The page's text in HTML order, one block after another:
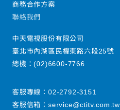
商務合作方案
聯絡我們
中天電視股份有限公司
臺北市內湖區民權東路六段25號
總機：(02)6600-7766
客服專線： 02-2792-3151
客服信箱： service@ctitv.com.tw